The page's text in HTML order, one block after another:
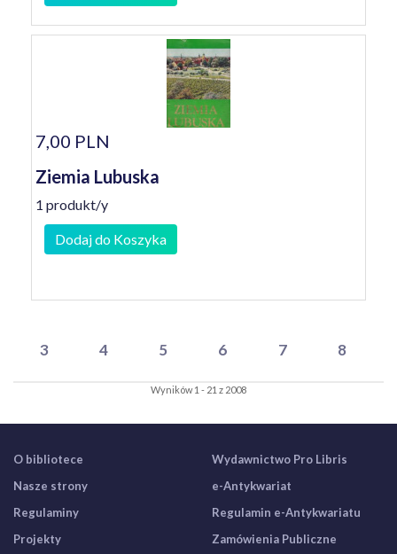
7,00 PLN
Ziemia Lubuska
1 produkt/y
Dodaj do Koszyka
3 4 5 6 7 8
Wyników 1 - 21 z 2008
O bibliotece
Nasze strony
Regulaminy
Projekty
Wydawnictwo Pro Libris
e-Antykwariat
Regulamin e-Antykwariatu
Zamówienia Publiczne